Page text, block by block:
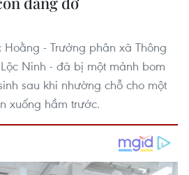
- Trưởng phân xã Thông
Ninh - đã bị một mảnh bom
sau khi nhường chỗ cho một
xuống hầm trước.